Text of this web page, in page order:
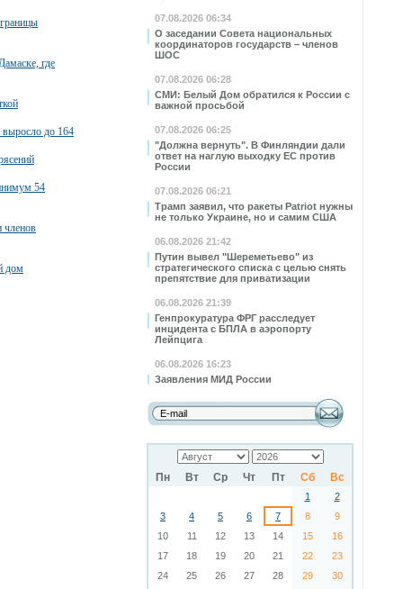
07.08.2026 06:34
О заседании Совета национальных
координаторов государств – членов
ШОС
07.08.2026 06:28
СМИ: Белый Дом обратился к России с
важной просьбой
07.08.2026 06:25
"Должна вернуть". В Финляндии дали
ответ на наглую выходку ЕС против
России
07.08.2026 06:21
Трамп заявил, что ракеты Patriot нужны
не только Украине, но и самим США
06.08.2026 21:42
Путин вывел "Шереметьево" из
стратегического списка с целью снять
препятствие для приватизации
06.08.2026 21:39
Генпрокуратура ФРГ расследует
инцидента с БПЛА в аэропорту
Лейпцига
06.08.2026 16:23
Заявления МИД России
Пн Вт Ср Чт Пт Сб Вс
1
2
3
4 5 6 7 8
9
10
11 12 13 14 15
16
17
18 19 20 21 22
23
24
25 26 27 28 29 30
где
выросло до 164
54
членов
дом